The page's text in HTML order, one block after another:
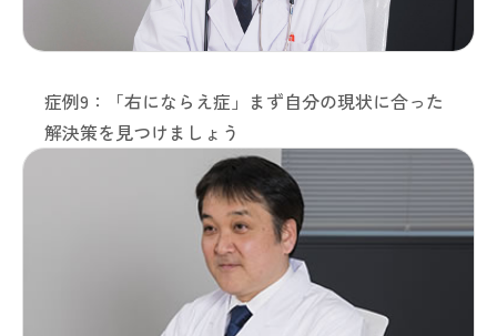
症例9：「右にならえ症」まず自分の現状に合った
解決策を見つけましょう